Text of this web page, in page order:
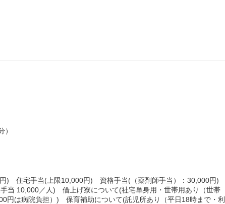
）
円) 住宅手当(上限10,000円) 資格手当(（薬剤師手当）：30,000円)
当 10,000／人) 借上げ寮について(社宅単身用・世帯用あり（世帯
円は病院負担）) 保育補助について(託児所あり（平日18時まで・利